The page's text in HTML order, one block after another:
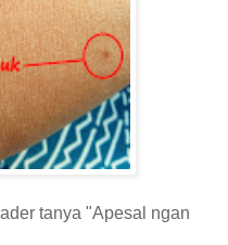
tanya "Apesal ngan